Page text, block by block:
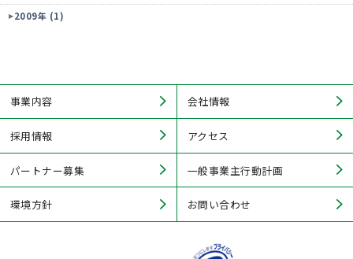
2009年 (1)
事業内容 会社情報
採用情報 アクセス
パートナー募集 一般事業主行動計画
環境方針 お問い合わせ